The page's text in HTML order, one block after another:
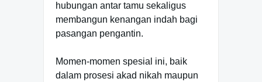
hubungan antar tamu sekaligus
membangun kenangan indah bagi
pasangan pengantin.
Momen-momen spesial ini, baik
dalam prosesi akad nikah maupun